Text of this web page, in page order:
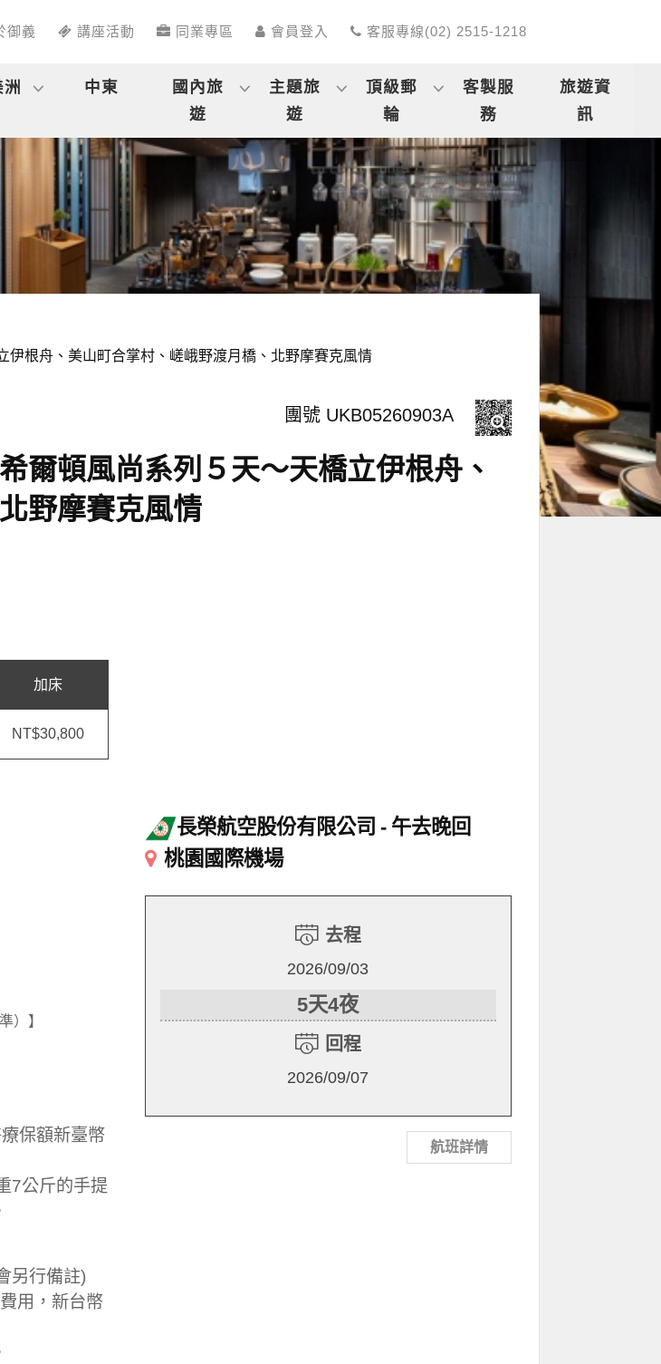
御義 講座活動 同業專區 會員登入 客服專線(02) 2515-1218
洲 中東
國內旅
遊
主題旅
遊
頂級郵
輪
客製服
務
旅遊資
訊
伊根舟、美山町合掌村、嵯峨野渡月橋、北野摩賽克風情
團號 UKB05260903A
爾頓風尚系列５天～天橋立伊根舟、
野摩賽克風情
加床
NT$30,800
）】
保額新臺幣
7公斤的手提
另行備註)
用，新台幣
長榮航空股份有限公司
午去晚回
桃園國際機場
去程
2026/09/03
5天4夜
回程
2026/09/07
航班詳情